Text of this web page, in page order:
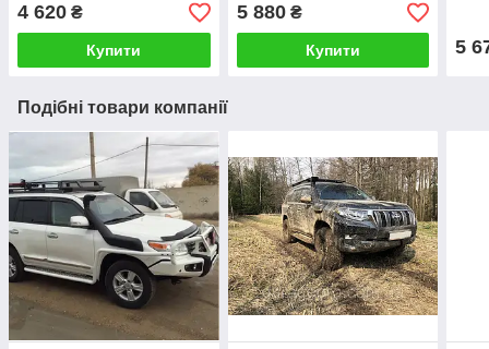
Позашляховика
4 620 ₴
Купити
Воздухозаборник для
Внедорожника
5 880₴
Купити 5
Подібні товари компанії